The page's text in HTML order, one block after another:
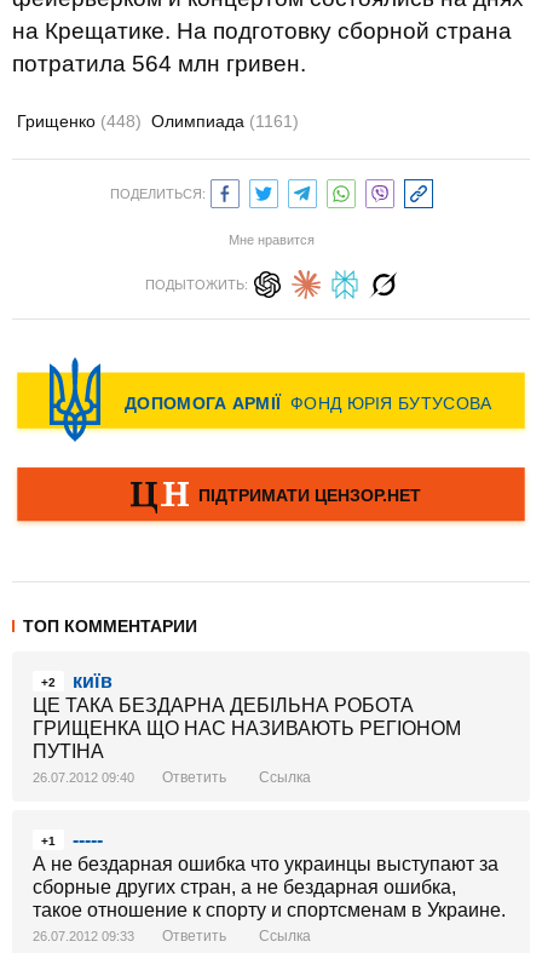
на Крещатике. На подготовку сборной страна
потратила 564 млн гривен.
Грищенко (448) Олимпиада (1161)
ПОДЕЛИТЬСЯ:
Мне нравится
ПОДЫТОЖИТЬ:
ТОП КОММЕНТАРИИ
+2
київ
ЦЕ ТАКА БЕЗДАРНА ДЕБІЛЬНА РОБОТА
ГРИЩЕНКА ЩО НАС НАЗИВАЮТЬ РЕГІОНОМ
ПУТІНА
26.07.2012 09:40 Ответить Ссылка
+1
-----
А не бездарная ошибка что украинцы выступают за
сборные других стран, а не бездарная ошибка,
такое отношение к спорту и спортсменам в Украине.
26.07.2012 09:33 Ответить Ссылка